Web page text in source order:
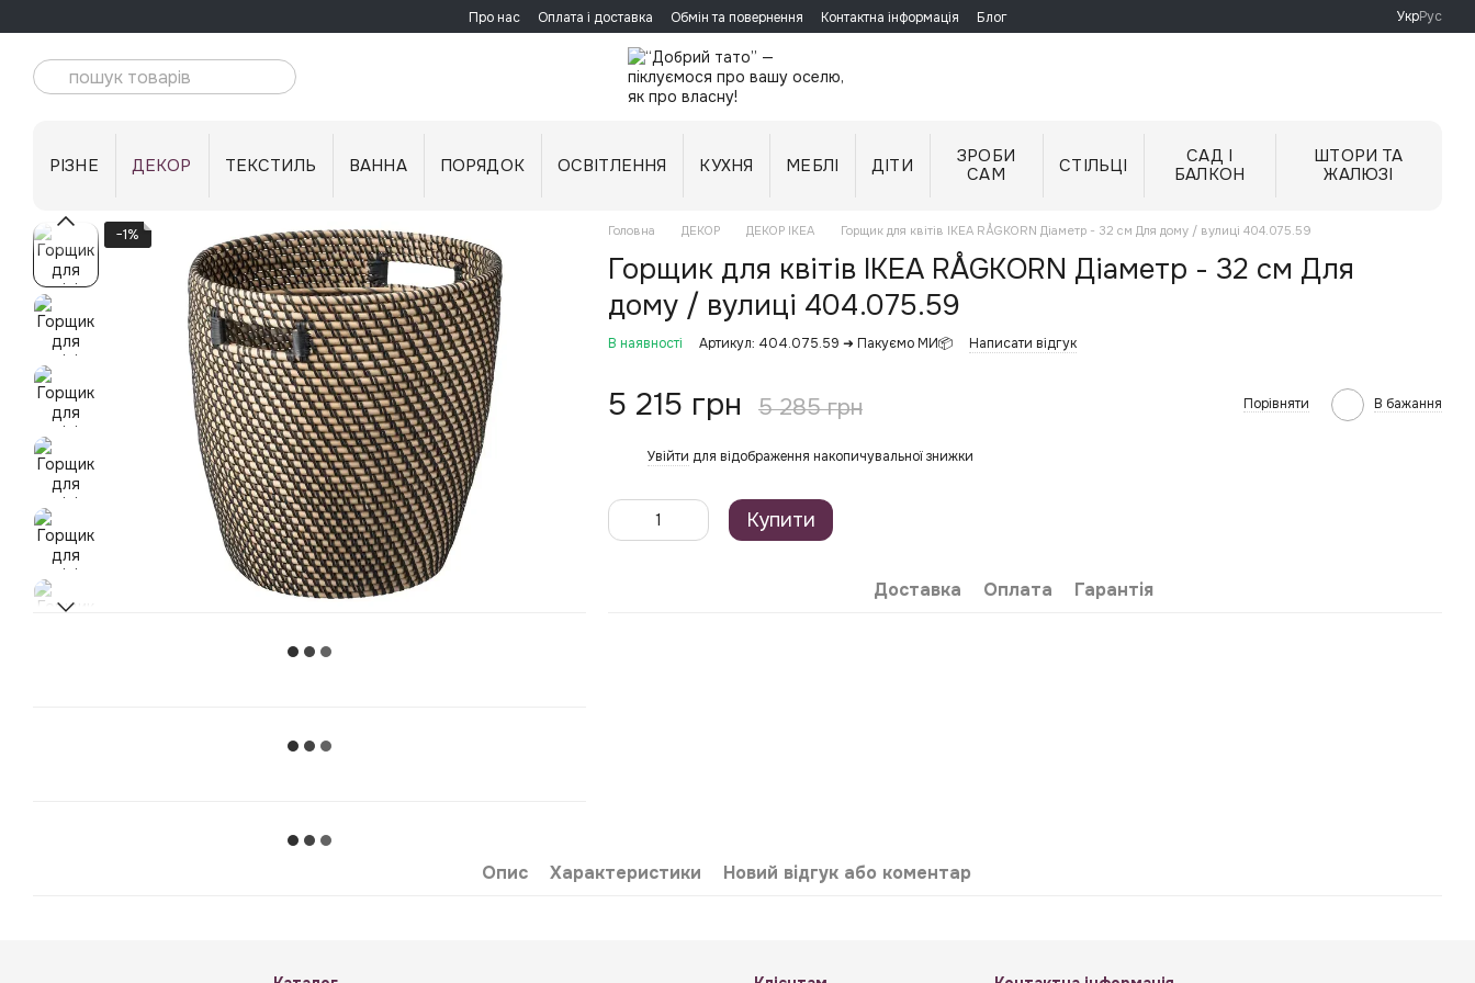
Про нас Оплата і доставка Обмін та повернення Контактна інформація Блог УкрРус
РІЗНЕ ДЕКОР ТЕКСТИЛЬ ВАННА ПОРЯДОК ОСВІТЛЕННЯ КУХНЯ МЕБЛІ ДІТИ
ЗРОБИ
САМ
СТІЛЬЦІ
САД І
БАЛКОН
ШТОРИ ТА
ЖАЛЮЗІ
−1% Головна ДЕКОР ДЕКОР IKEA Горщик для квітів IKEA RÅGKORN Діаметр - 32 см Для дому / вулиці 404.075.59
Горщик для квітів IKEA RÅGKORN Діаметр - 32 см Для
дому / вулиці 404.075.59
В наявності Артикул: 404.075.59 ➜ Пакуємо МИ📦 Написати відгук
5 215 грн 5 285 грн Порівняти В бажання
Увійти для відображення накопичувальної знижки
Купити
Доставка Оплата Гарантія
Опис Характеристики Новий відгук або коментар